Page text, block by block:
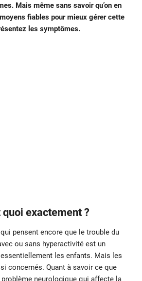
Mais même sans savoir qu’on en
fiables pour mieux gérer cette
les symptômes.
quoi exactement ?
pensent encore que le trouble du
ou sans hyperactivité est un
les enfants. Mais les
concernés. Quant à savoir ce que
neurologique qui affecte la